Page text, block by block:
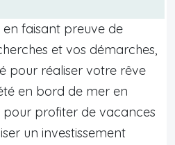
en faisant preuve de
et vos démarches,
pour réaliser votre rêve
en bord de mer en
pour profiter de vacances
un investissement